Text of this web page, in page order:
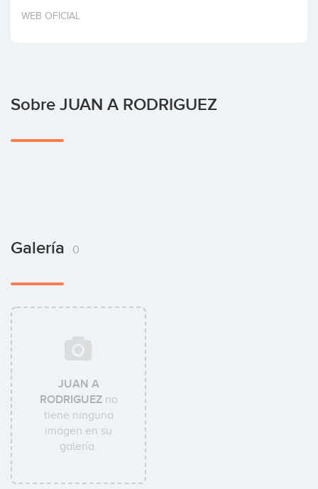
Invertir
WEB OFICIAL
Sobre JUAN A RODRIGUEZ
Galería 0
JUAN A
RODRIGUEZno
tiene ninguna
imágen en su
galería.